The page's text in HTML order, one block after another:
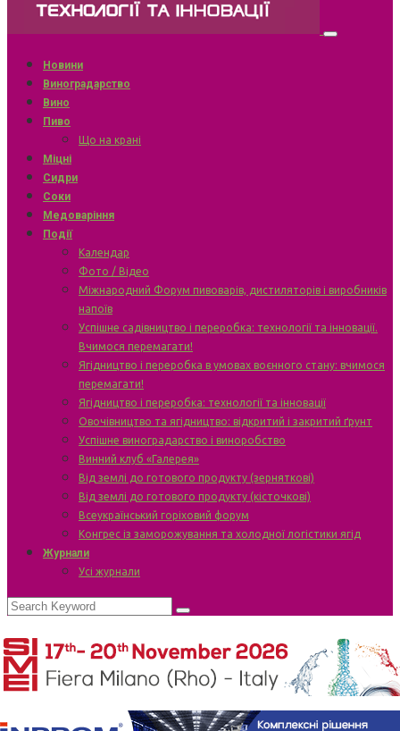
Новини
Виноградарство
Вино
Пиво
Що на крані
Міцні
Сидри
Соки
Медоваріння
Події
Календар
Фото / Відео
Міжнародний Форум пивоварів, дистиляторів і виробників
напоїв
Успішне садівництво і переробка: технології та інновації.
Вчимося перемагати!
Ягідництво і переробка в умовах воєнного стану: вчимося
перемагати!
Ягідництво і переробка: технології та інновації
Овочівництво та ягідництво: відкритий і закритий ґрунт
Успішне виноградарство і виноробство
Винний клуб «Галерея»
Від землі до готового продукту (зерняткові)
Від землі до готового продукту (кісточкові)
Всеукраїнський горіховий форум
Конгрес із заморожування та холодної логістики ягід
Журнали
Усі журнали